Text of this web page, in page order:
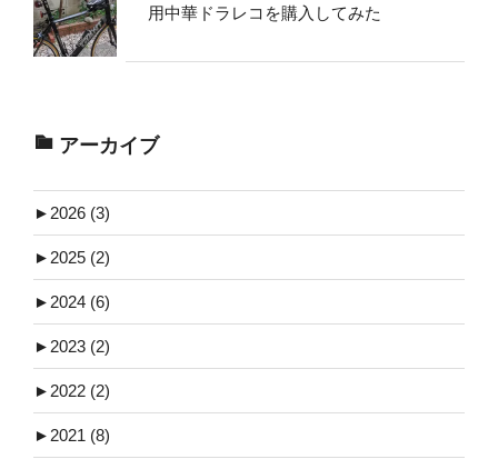
用中華ドラレコを購入してみた
アーカイブ
► 2026 (3)
► 2025 (2)
► 2024 (6)
► 2023 (2)
► 2022 (2)
► 2021 (8)